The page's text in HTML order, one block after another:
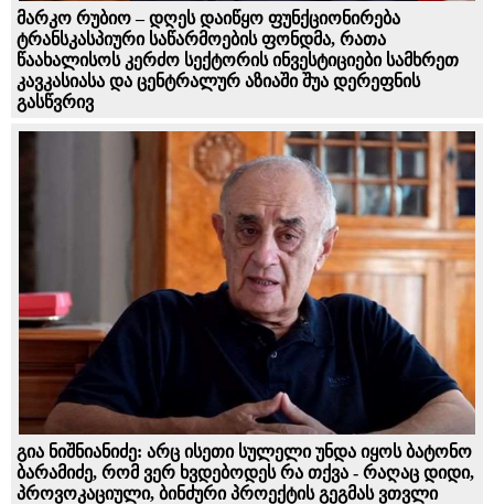
მარკო რუბიო – დღეს დაიწყო ფუნქციონირება
ტრანსკასპიური საწარმოების ფონდმა, რათა
წაახალისოს კერძო სექტორის ინვესტიციები სამხრეთ
კავკასიასა და ცენტრალურ აზიაში შუა დერეფნის
გასწვრივ
გია ნიშნიანიძე: არც ისეთი სულელი უნდა იყოს ბატონო
ბარამიძე, რომ ვერ ხვდებოდეს რა თქვა - რაღაც დიდი,
პროვოკაციული, ბინძური პროექტის გეგმას ვთვლი